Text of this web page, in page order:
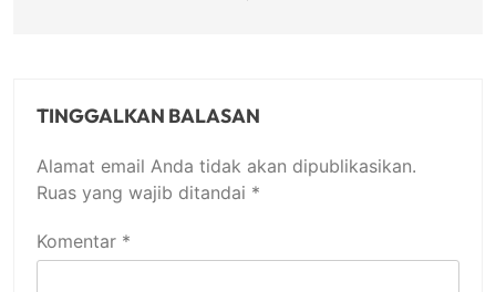
TINGGALKAN BALASAN
Alamat email Anda tidak akan dipublikasikan.
Ruas yang wajib ditandai *
Komentar *